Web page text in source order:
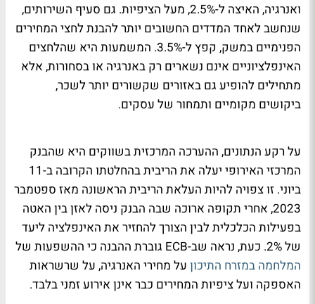
ואנרגיה, האיצה ל-2.5%, מעל הציפיות. גם סעיף השירותים,
שנחשב לאחד המדדים החשובים יותר להבנת לחצי המחירים
הפנימיים במשק, קפץ ל-3.5%. המשמעות היא שהלחצים
האינפלציוניים אינם נשארים רק באנרגיה או בסחורות, אלא
מתחילים להופיע גם באזורים שקשורים יותר לשכר,
ביקושים מקומיים ותמחור של עסקים.
על רקע הנתונים, ההערכה המרכזית בשווקים היא שהבנק
המרכזי האירופי יעלה את הריבית בהחלטתו הקרובה ב-11
ביוני. זו צפויה להיות העלאת הריבית הראשונה מאז ספטמבר
2023, אחרי תקופה ארוכה שבה הבנק ניסה לאזן בין האטה
בפעילות הכלכלית לבין הצורך להחזיר את האינפלציה ליעד
של 2%. כעת, נראה שב-ECB גוברת ההבנה כי ההשפעות של
המלחמה במזרח התיכון על מחירי האנרגיה, על שרשראות
האספקה ועל ציפיות המחירים כבר אינן אירוע זמני בלבד.